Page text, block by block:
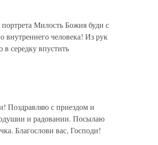
Милость Божия буди с
внутреннего человека! Из рук
середку впустить
Поздравляю с приездом и
и радовании. Посылаю
Благослови вас, Господи!